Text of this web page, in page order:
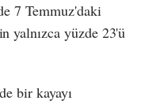
7 Temmuz'daki
yalnızca yüzde 23'ü
bir kayayı